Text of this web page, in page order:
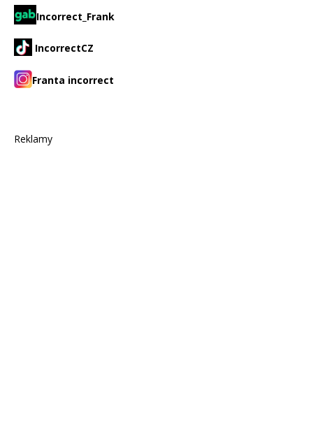
Incorrect_Frank
IncorrectCZ
Franta incorrect
Reklamy